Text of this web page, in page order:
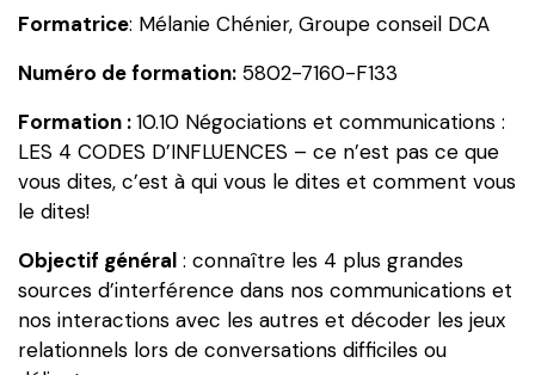
et
:
4
CODES
D'INFLUENCES
ce
n'est
pas
ce
Formatrice: Mélanie Chénier, Groupe conseil DCA
Numéro de formation: 5802-7160-F133
Formation :10.10 Négociations et communications :
LES 4 CODES D’INFLUENCES – ce n’est pas ce que
vous dites, c’est à qui vous le dites et comment vous
le dites!
Objectif général : connaître les 4 plus grandes
sources d’interférence dans nos communications et
nos interactions avec les autres et décoder les jeux
relationnels lors de conversations difficiles ou